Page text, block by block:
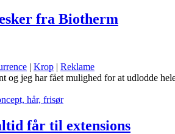
fra Biotherm
| Krop | Reklame
og jeg har fået mulighed for at udlodde
får til extensions